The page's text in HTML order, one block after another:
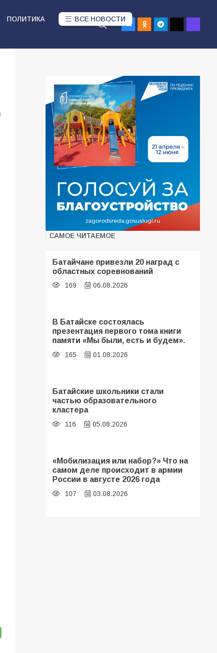
ПОЛИТИКА ВСЕ НОВОСТИ
САМОЕ ЧИТАЕМОЕ
Батайчане привезли 20 наград с
областных соревнований
169 06.08.2026
В Батайске состоялась
презентация первого тома книги
памяти «Мы были, есть и будем».
165 01.08.2026
Батайские школьники стали
частью образовательного
кластера
116 05.08.2026
«Мобилизация или набор?» Что на
самом деле происходит в армии
России в августе 2026 года
107 03.08.2026